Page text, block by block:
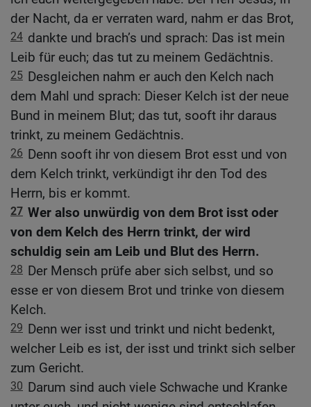
der Nacht, da er verraten ward, nahm er das Brot,
24 dankte und brach’s und sprach: Das ist mein
Leib für euch; das tut zu meinem Gedächtnis.
25 Desgleichen nahm er auch den Kelch nach
dem Mahl und sprach: Dieser Kelch ist der neue
Bund in meinem Blut; das tut, sooft ihr daraus
trinkt, zu meinem Gedächtnis.
26 Denn sooft ihr von diesem Brot esst und von
dem Kelch trinkt, verkündigt ihr den Tod des
Herrn, bis er kommt.
27 Wer also unwürdig von dem Brot isst oder
von dem Kelch des Herrn trinkt, der wird
schuldig sein am Leib und Blut des Herrn.
28 Der Mensch prüfe aber sich selbst, und so
esse er von diesem Brot und trinke von diesem
Kelch.
29 Denn wer isst und trinkt und nicht bedenkt,
welcher Leib es ist, der isst und trinkt sich selber
zum Gericht.
30 Darum sind auch viele Schwache und Kranke